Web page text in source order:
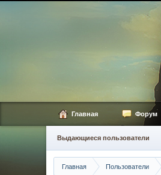
Главная Пользователи
Главная Форум
Выдающиеся пользователи